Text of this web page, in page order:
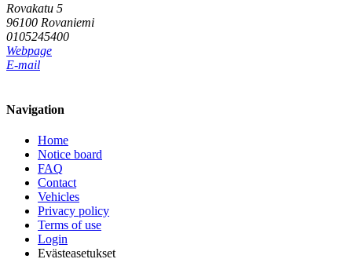
Rovakatu 5
96100 Rovaniemi
0105245400
Webpage
E-mail
Navigation
Home
Notice board
FAQ
Contact
Vehicles
Privacy policy
Terms of use
Login
Evästeasetukset